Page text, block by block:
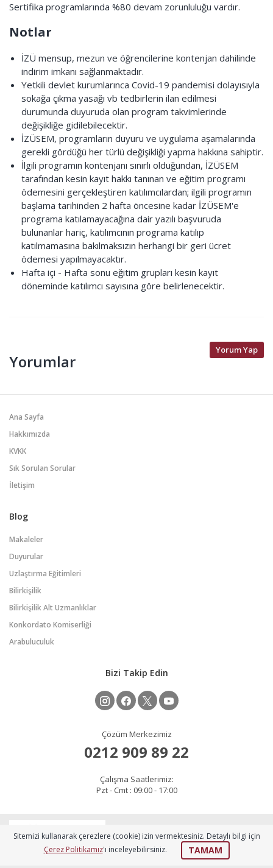
Sertifika programlarında %80 devam zorunluluğu vardır.
Notlar
İZÜ mensup, mezun ve öğrencilerine kontenjan dahilinde
indirim imkanı sağlanmaktadır.
Yetkili devlet kurumlarınca Covid-19 pandemisi dolayısıyla
sokağa çıkma yasağı vb tedbirlerin ilan edilmesi
durumunda duyuruda olan program takvimlerinde
değişikliğe gidilebilecektir.
İZÜSEM, programların duyuru ve uygulama aşamalarında
gerekli gördüğü her türlü değişikliği yapma hakkına sahiptir.
İlgili programın kontenjanı sınırlı olduğundan, İZÜSEM
tarafından kesin kayıt hakkı tanınan ve eğitim programı
ödemesini gerçekleştiren katılımcılardan; ilgili programın
başlama tarihinden 2 hafta öncesine kadar İZÜSEM'e
programa katılamayacağına dair yazılı başvuruda
bulunanlar hariç, katılımcının programa katılıp
katılmamasına bakılmaksızın herhangi bir geri ücret
ödemesi yapılmayacaktır.
Hafta içi - Hafta sonu eğitim grupları kesin kayıt
döneminde katılımcı sayısına göre belirlenecektir.
Yorumlar
Yorum Yap
Ana Sayfa
Hakkımızda
KVKK
Sık Sorulan Sorular
İletişim
Blog
Makaleler
Duyurular
Uzlaştırma Eğitimleri
Bilirkişilik
Bilirkişilik Alt Uzmanlıklar
Konkordato Komiserliği
Arabuluculuk
Bizi Takip Edin
Çözüm Merkezimiz
0212 909 89 22
Çalışma Saatlerimiz:
Pzt - Cmt : 09:00 - 17:00
izusem.izu.edu.tr
Sitemizi kullanarak çerezlere (cookie) izin vermektesiniz. Detaylı bilgi için
Çerez Politikamız'ı inceleyebilirsiniz. TAMAM